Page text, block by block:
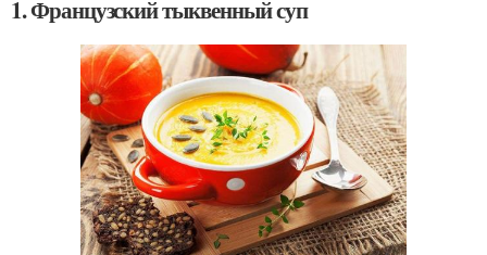
1. Французский тыквенный суп